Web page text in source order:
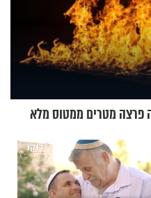
פרצה מטרים ממטוס מלא